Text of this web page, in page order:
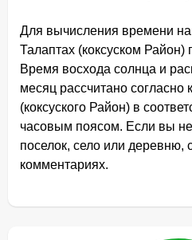
Для вычисления времени
Талаптах (коксуском Район)
Время восхода солнца и
месяц рассчитано согласно
(коксуского Район) в
часовым поясом. Если вы
поселок, село или деревню,
комментариях.